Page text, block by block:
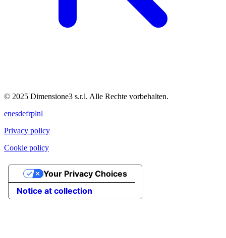
© 2025 Dimensione3 s.r.l. Alle Rechte vorbehalten.
enesdefrplnl
Privacy policy
Cookie policy
Notice at collection
Your Privacy Choices